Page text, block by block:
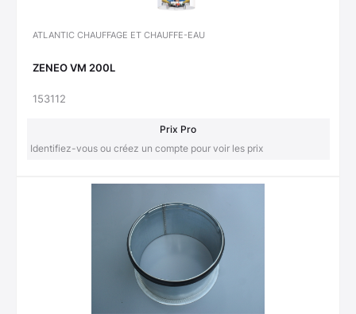
ATLANTIC CHAUFFAGE ET CHAUFFE-EAU
ZENEO VM 200L
153112
Prix Pro
Identifiez-vous ou créez un compte pour voir les prix